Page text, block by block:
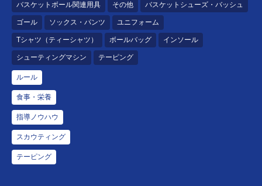
バスケットボール関連用具 その他 バスケットシューズ・バッシュ
ゴール ソックス・パンツ ユニフォーム
Tシャツ（ティーシャツ） ボールバッグ インソール
シューティングマシン テーピング
ルール
食事・栄養
指導ノウハウ
スカウティング
テーピング